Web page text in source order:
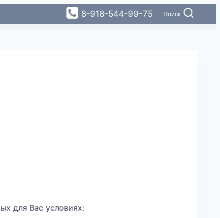
8-918-544-99-75 Поиск
для Вас условиях: